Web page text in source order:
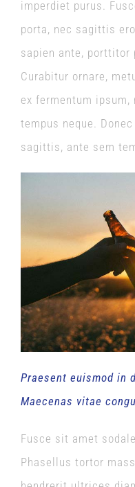
imperdiet purus.
porta, nec sagittis
sapien ante,
Curabitur ornare,
ex fermentum ipsum,
tempus neque.
sagittis, ante sem
Praesent euismod in
Maecenas vitae
Fusce sit amet
Phasellus tortor